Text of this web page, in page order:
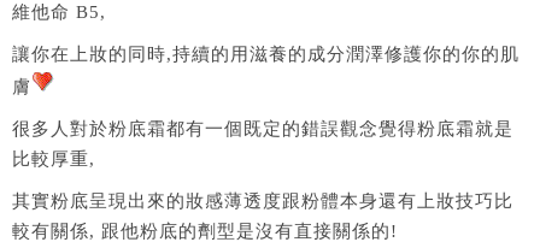
維他命 B5,
讓你在上妝的同時,持續的用滋養的成分潤澤修護你的你的肌
膚
很多人對於粉底霜都有一個既定的錯誤觀念覺得粉底霜就是
比較厚重,
其實粉底呈現出來的妝感薄透度跟粉體本身還有上妝技巧比
較有關係, 跟他粉底的劑型是沒有直接關係的!